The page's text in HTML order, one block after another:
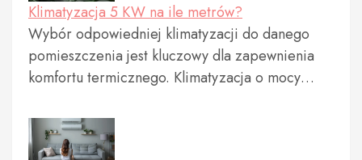
Klimatyzacja 5 KW na ile metrów?
Wybór odpowiedniej klimatyzacji do danego
pomieszczenia jest kluczowy dla zapewnienia
komfortu termicznego. Klimatyzacja o mocy…